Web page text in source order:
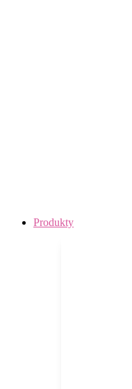
Main
Produkty